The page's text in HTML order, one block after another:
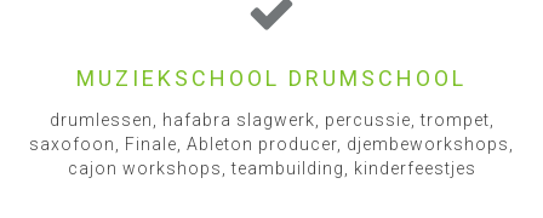
MUZIEKSCHOOL DRUMSCHOOL
drumlessen, hafabra slagwerk, percussie, trompet,
saxofoon, Finale, Ableton producer, djembeworkshops,
cajon workshops, teambuilding, kinderfeestjes